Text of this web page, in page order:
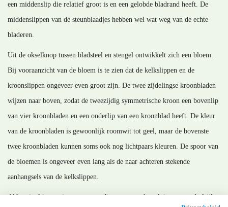
een middenslip die relatief groot is en een gelobde bladrand heeft. De
middenslippen van de steunblaadjes hebben wel wat weg van de echte
bladeren.
Uit de okselknop tussen bladsteel en stengel ontwikkelt zich een bloem.
Bij vooraanzicht van de bloem is te zien dat de kelkslippen en de
kroonslippen ongeveer even groot zijn. De twee zijdelingse kroonbladen
wijzen naar boven, zodat de tweezijdig symmetrische kroon een bovenlip
van vier kroonbladen en een onderlip van een kroonblad heeft. De kleur
van de kroonbladen is gewoonlijk roomwit tot geel, maar de bovenste
twee kroonbladen kunnen soms ook nog lichtpaars kleuren. De spoor van
de bloemen is ongeveer even lang als de naar achteren stekende
aanhangsels van de kelkslippen.
Akkerviooltje groeit op open zandige, maar wel vochtige en voedselrijke